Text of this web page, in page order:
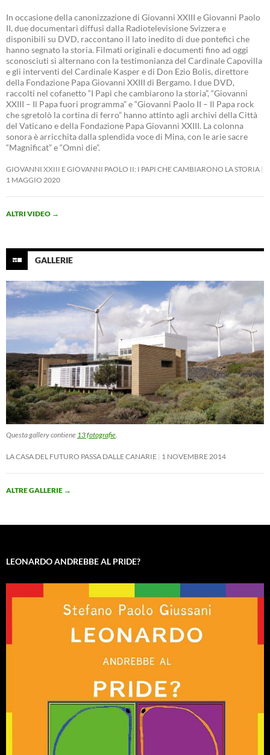
In occasione della canonizzazione di Giovanni XXIII e Giovanni Paolo
II, due documentari diffusi dalla Radiotelevisione Svizzera e
disponibili su DVD, raccontano il lato inedito di due pontefici che
hanno segnato la storia. Filmati originali e documenti fino ad oggi
sconosciuti si alternano con la testimonianza del Cardinale Capovilla
e gli interventi del Cardinale Kasper e di Don Ezio Bolis, direttore
della Fondazione Papa Giovanni XXIII di Bergamo. I due DVD,
raccolti nel cofanetto “I Papi che cambiarono la storia”, “Giovanni
XXIII – Il Papa fuori programma” e “Giovanni Paolo II – Il Papa rock
che sgretolò la cortina di ferro” hanno attinto agli archivi della Città
del Vaticano e della Fondazione Papa Giovanni XXIII. La colonna
sonora è arricchita dalla splendida voce di Mina, con le arie sacre
“Magnificat” e “Omni die”.
GIOVANNI XXIII E GIOVANNI PAOLO II: I PAPI CHE CAMBIARONO LA STORIA
1 MAGGIO 2020
ALTRI VIDEO →
GALLERIE
Questa gallery contiene 13 fotografie
LA CASA DEL FUTURO PASSA DALLE CANARIE 1 NOVEMBRE 2014
ALTRE GALLERIE →
LEONARDO ANDREBBE AL PRIDE?